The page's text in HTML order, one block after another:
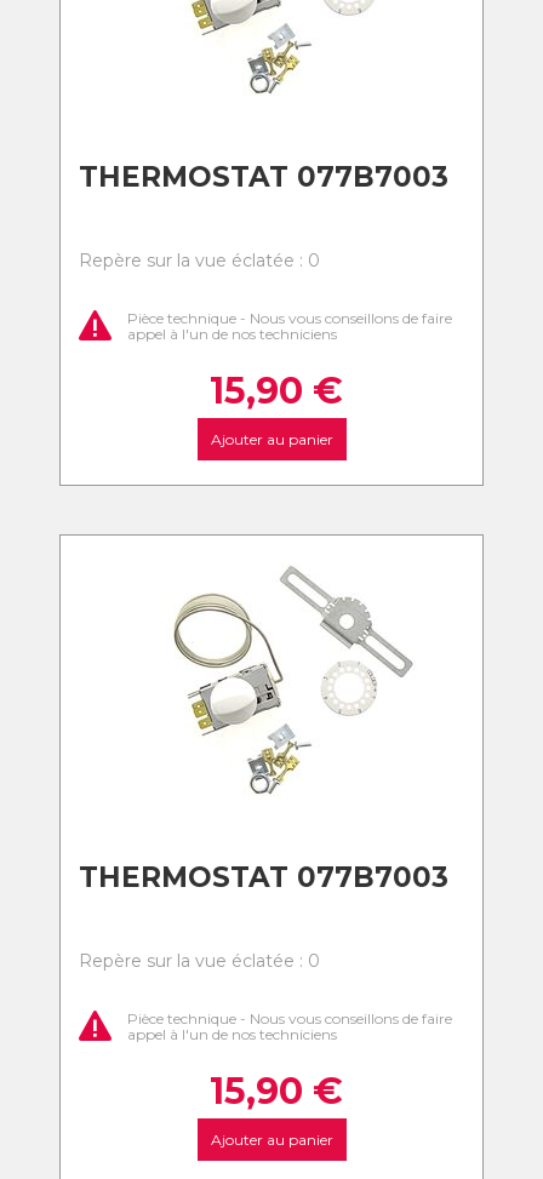
THERMOSTAT 077B7003
Repère sur la vue éclatée : 0
Pièce technique - Nous vous conseillons de faire
appel à l'un de nos techniciens
15,90 €
Ajouter au panier
THERMOSTAT 077B7003
Repère sur la vue éclatée : 0
Pièce technique - Nous vous conseillons de faire
appel à l'un de nos techniciens
15,90 €
Ajouter au panier